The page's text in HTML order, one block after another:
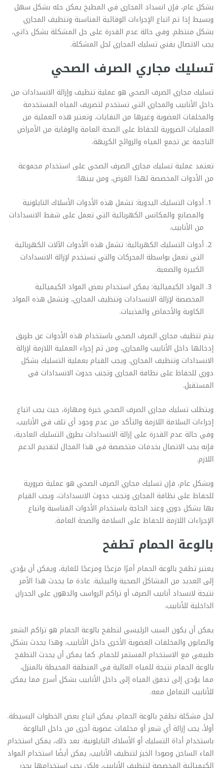
بشكل عام، فإن انسداد المجاري في المطبخ يمكن حله بشكل سهل
وبسيط إذا تم اتباع الإجراءات الوقائية المناسبة وتنظيف المجاري
بشكل منتظم. وفي حالة عدم القدرة على حل المشكلة بشكل ذاتي،
يجب الاتصال بفني تسليك المجاري لحل المشكلة.
تسليك مجاري الصرف الصحي
تسليك مجاري الصرف الصحي هو عملية تنظيف وإزالة الانسدادات من
داخل الأنابيب والمجاري التي تستخدم لتصريف المياه المستخدمة
والمخلفات العضوية وغيرها من النفايات. وتعتبر هذه العملية من
العمليات الضرورية للحفاظ على الصحة العامة والوقاية من الأمراض
الناجمة عن تجمع المياه والروائح الكريهة.
تعتمد عملية تسليك مجاري الصرف الصحي على استخدام مجموعة
من الأدوات المخصصة لهذا الغرض، ومن بينها:
أدوات التسليك اليدوية: تشمل هذه الأدوات الأسلاك النايلونية
والمصانع والمكانس الكهربائية التي تعمل على شفط الانسدادات
من الأنابيب.
أدوات التسليك الكهربائية: تشمل هذه الأدوات الآلات الكهربائية
التي تعمل بواسطة المحركات والتي تستخدم لإزالة الانسدادات
الكبيرة والصعبة.
المواد الكيميائية: يمكن استخدام بعض المواد الكيميائية
المخصصة لإزالة الانسدادات وتنظيف المجاري، وتشمل هذه المواد
الكاوية والأحماض والمذيبات.
يتم تنظيف مجاري الصرف الصحي باستخدام هذه الأدوات عن طريق
إدخالها داخل الأنابيب والمجاري، ومن ثم إجراء العملية اللازمة لإزالة
الانسدادات وتنظيف المجاري. ويجب القيام بعملية التسليك بشكل
دوري للحفاظ على نظافة المجاري وتجنب حدوث الانسدادات في
المستقبل.
ويتطلب تسليك مجاري الصرف الصحي خبرة ومهارة، حيث يجب اتباع
إجراءات السلامة اللازمة والتأكد من عدم وجود أي تلف في الأنابيب.
وفي حالة عدم القدرة على إزالة الانسدادات بطرق التسليك العادية،
فإنه يجب الاتصال بخدمات متخصصة في هذا المجال لتقديم الدعم
اللازم.
وبشكل عام، فإن تسليك مجاري الصرف الصحي هو عملية ضرورية
للحفاظ على نظافة المجاري وتجنب حدوث الانسدادات، ويجب القيام
بها بشكل دوري وعند الحاجة باستخدام الأدوات المناسبة واتباع
الإجراءات اللازمة للحفاظ على السلامة والصحة العامة.
بالوعة الحمام تطفح
يعتبر تطفح بالوعة الحمام أمرًا مزعجًا ومزعجًا للغاية، ويمكن أن يؤدي
إلى العديد من المشاكل الصحية والبيئية. عادة ما يحدث هذا الأمر
نتيجة لانسداد أنابيب الصرف أو تراكم الرواسب والدهون على الجدران
الداخلية للأنابيب.
يمكن أن يكون السبب الرئيسي لتطفح بالوعة الحمام هو تراكم الشعر
والصابون والمخلفات العضوية الأخرى داخل الأنابيب، وهذا يحدث بشكل
طبيعي مع الاستخدام المستمر للحمام. كما يمكن أن يحدث التطفح
بالوعة الحمام نتيجة للمياه العالية في المنطقة المحيطة بالمنزل،
مما يؤدي إلى تدفق المياه إلى داخل الأنابيب بشكل أسرع مما يمكن
للأنابيب التعامل معه.
لحل مشكلة تطفح بالوعة الحمام، يمكن اتباع بعض الخطوات البسيطة.
أولاً، يجب إزالة أي شعر أو مخلفات عضوية أخرى من داخل البالوعة
باستخدام أداة التسليك أو الأسلاك النايلونية. بعد ذلك، يمكن استخدام
الماء الساخن وصودا الخبز لتنظيف الأنابيب. يمكن أيضًا استخدام المواد